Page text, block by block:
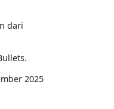
dari
2025